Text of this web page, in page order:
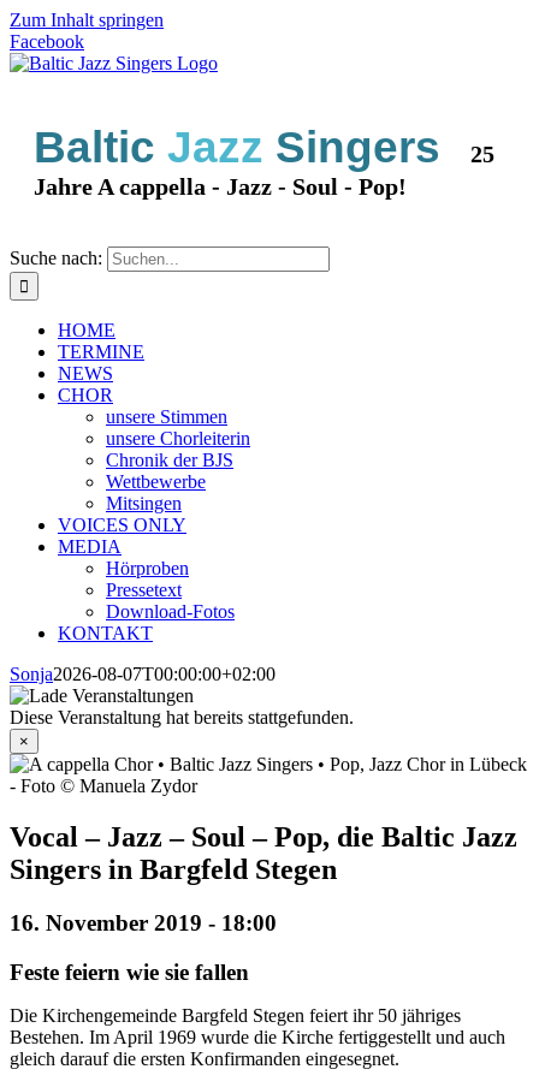
Zum Inhalt springen
Facebook
Baltic Jazz Singers 25
Jahre A cappella - Jazz - Soul - Pop!
Suche nach:
HOME
TERMINE
NEWS
CHOR
unsere Stimmen
unsere Chorleiterin
Chronik der BJS
Wettbewerbe
Mitsingen
VOICES ONLY
MEDIA
Hörproben
Pressetext
Download-Fotos
KONTAKT
Sonja2026-08-07T00:00:00+02:00
Diese Veranstaltung hat bereits stattgefunden.
×
Vocal – Jazz – Soul – Pop, die Baltic Jazz
Singers in Bargfeld Stegen
16. November 2019 - 18:00
Feste feiern wie sie fallen
Die Kirchengemeinde Bargfeld Stegen feiert ihr 50 jähriges
Bestehen. Im April 1969 wurde die Kirche fertiggestellt und auch
gleich darauf die ersten Konfirmanden eingesegnet.